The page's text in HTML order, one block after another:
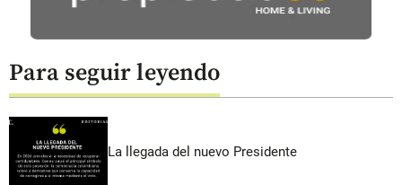
Para seguir leyendo
La llegada del nuevo Presidente